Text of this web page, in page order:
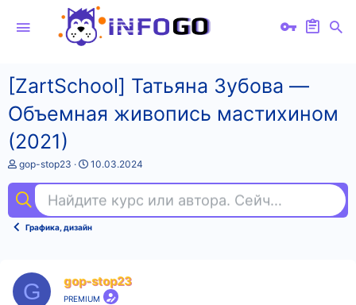
[ZartSchool] Татьяна Зубова ―
Объемная живопись мастихином
(2021)
А
т
о
т
gop-stop23
Д
а
н
а
а
10.03.2024
Найдите курс или автора. Сейчас ищут
Графика, дизайн
G gop-stop23
PREMIUM